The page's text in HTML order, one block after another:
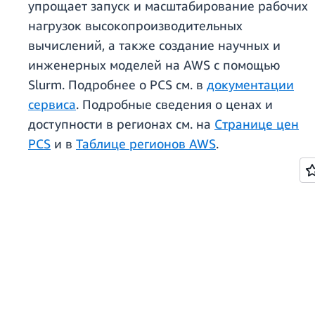
упрощает запуск и масштабирование рабочих
нагрузок высокопроизводительных
вычислений, а также создание научных и
инженерных моделей на AWS с помощью
Slurm. Подробнее о PCS см. в документации
сервиса. Подробные сведения о ценах и
доступности в регионах см. на Странице цен
PCS и в Таблице регионов AWS.